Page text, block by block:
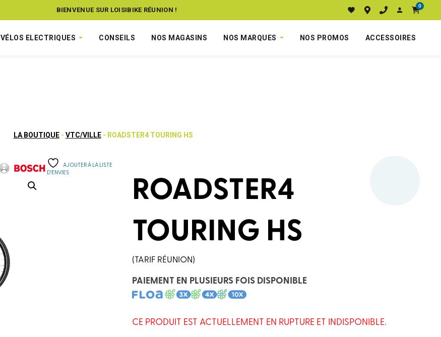
BIENVENUE SUR LOISIBIKE RÉUNION ! 0
VÉLOS ELECTRIQUES CONSEILS NOS MAGASINS NOS MARQUES NOS PROMOS ACCESSOIRES
LA BOUTIQUE - VTC/VILLE - ROADSTER4 TOURING HS
AJOUTER À LA LISTE
D’ENVIES
ROADSTER4
TOURING HS
(TARIF RÉUNION)
PAIEMENT EN PLUSIEURS FOIS DISPONIBLE
CE PRODUIT EST ACTUELLEMENT EN RUPTURE ET INDISPONIBLE.